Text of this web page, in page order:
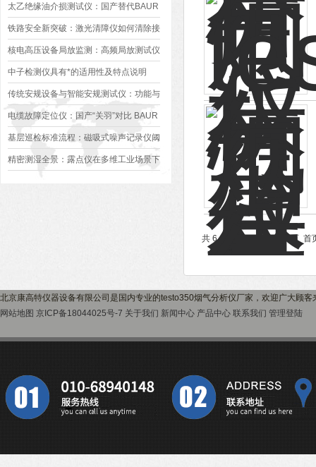
与排查方法
太乙绝缘油介损测试仪：国产替代BAUR
DTL C的深度解析
铁路安全新突破：激光清障仪如何清除接
触网异物？
核电高压设备局放监测：高频局放测试仪
的冬季环境适配之道
中子检测仪具有*的适用性及特点说明
传统安规设备与智能安规测试仪：功能与
使用差异介绍
电缆故障定位仪：国产“关羽”对比 BAUR
与Megger的深度指标解析
基层巡检标准流程：磁吸式噪声记录仪阈
值校准、降噪调试全规范
精密测湿全景：露点仪在多维工业场景下
共 6 条记录，当前 1 / 1 页
北京康高特仪器设备有限公司是国内专业的testo350烟气分析仪厂家，欢迎广大顾客
网站地图 京ICP备18044025号-7 关于我们 新闻中心 产品中心 联系我们 管理登陆